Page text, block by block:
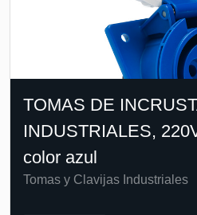
TOMAS DE
INDUSTRIALES,
color azul
Tomas y Clavijas Industriales